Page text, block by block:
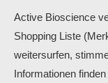
Active Bioscience
Shopping Liste
weitersurfen,
Informationen